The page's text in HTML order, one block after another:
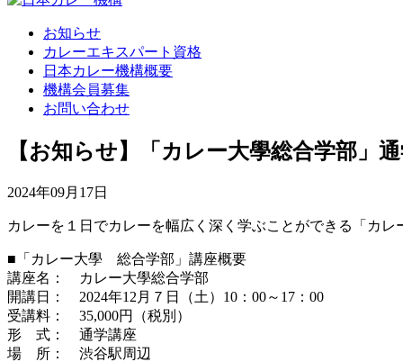
お知らせ
カレーエキスパート資格
日本カレー機構概要
機構会員募集
お問い合わせ
【お知らせ】「カレー大學総合学部」
2024年09月17日
カレーを１日でカレーを幅広く深く学ぶことができる「カ
■「カレー大學 総合学部」講座概要
講座名： カレー大學総合学部
開講日： 2024年12月７日（土）10：00～17：00
受講料： 35,000円（税別）
形 式： 通学講座
場 所： 渋谷駅周辺